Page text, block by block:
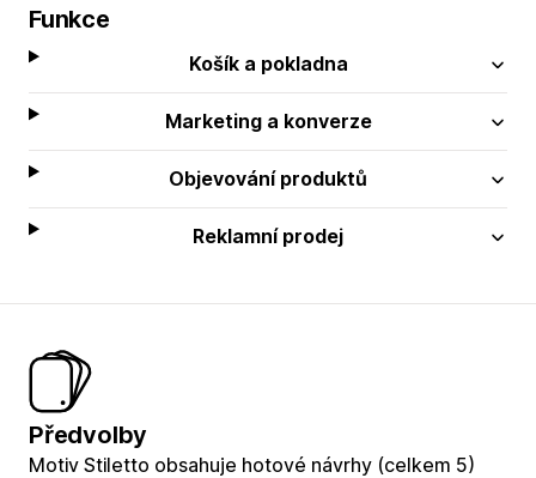
Funkce
Košík a pokladna
Marketing a konverze
Objevování produktů
Reklamní prodej
Předvolby
Motiv Stiletto obsahuje hotové návrhy (celkem 5)